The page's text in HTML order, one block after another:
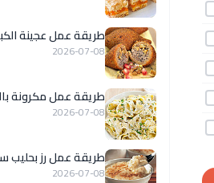
طريقة عمل عجينة
2026-07-08
طريقة عمل مكرونة
2026-07-08
طريقة عمل رز بحليب سوري
2026-07-08